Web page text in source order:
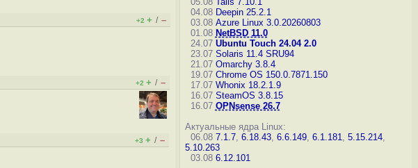
+2 + / –
+2 + / –
+3 + / –
04.08 Deepin 25.2.1
03.08 Azure Linux 3.0.20260803
01.08 NetBSD 11.0
24.07 Ubuntu Touch 24.04 2.0
23.07 Solaris 11.4 SRU94
21.07 Omarchy 3.8.4
19.07 Chrome OS 150.0.7871.150
17.07 Whonix 18.2.1.9
16.07 SteamOS 3.8.15
16.07 OPNsense 26.7
Актуальные ядра Linux:
06.08 7.1.7, 6.18.43, 6.6.149, 6.1.181, 5.15.214,
5.10.263
03.08 6.12.101